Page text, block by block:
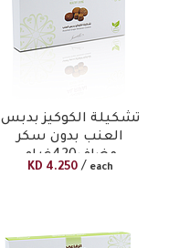
تشكيلة الكوكيز بدبس
العنب بدون سكر
مضاف420غرام
KD 4.250 / each